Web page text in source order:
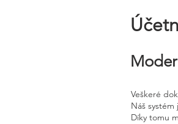
Veškeré
Náš
Díky tomu